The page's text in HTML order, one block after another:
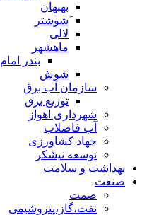
بهبهان
َشوشتر
لالی
ماهشهر
بندر امام
شوش
سازمان آب برق
توزیع برق
شهرداری اهواز
آب فاضلاب
جهاد کشاورزی
توسعه نیشکر
بهداشت و سلامت
صنعت
صمت
نفت،گاز،پتروشیمی